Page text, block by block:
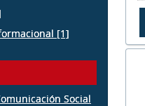
[1]
Social